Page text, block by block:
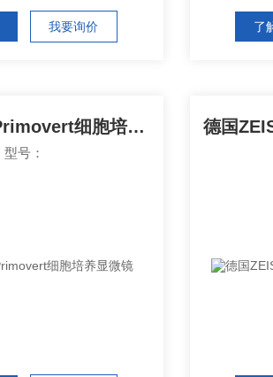
我要询价 了
德国ZEISS Primovert细胞培养显微镜
型号：